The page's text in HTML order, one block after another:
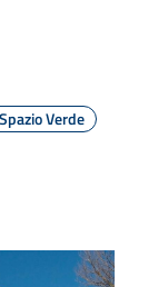
Spazio Verde